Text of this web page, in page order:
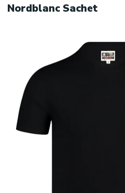
Nordblanc Sachet